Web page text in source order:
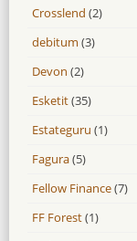
Crosslend (2)
debitum (3)
Devon (2)
Esketit(35)
Estateguru (1)
Fagura(5)
Fellow Finance(7)
FF Forest(1)